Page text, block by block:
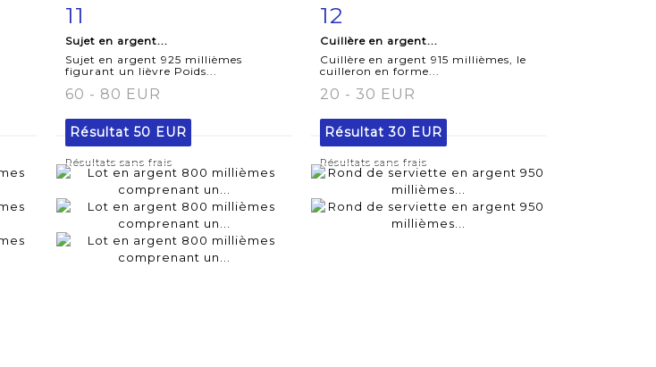
détaillée
11
Sujet en argent...
Sujet en argent 925 millièmes
figurant un lièvre Poids...
60 - 80 EUR
Résultat 50 EUR
Résultats sans frais
12
Cuillère en argent...
Cuillère en argent 915 millièmes, le
cuilleron en forme...
20 - 30 EUR
Résultat30 EUR
Résultats sans frais